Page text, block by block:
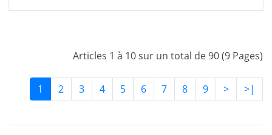
Articles 1 à 10 sur un total de 90 (9 Pages)
1 2 3 4 5 6 7 8 9 > >|